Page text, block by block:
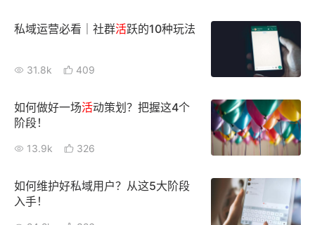
私域运营必看｜社群活跃的10种玩法
31.8k 409
如何做好一场活动策划？把握这4个
阶段！
13.9k 326
如何维护好私域用户？从这5大阶段
入手！